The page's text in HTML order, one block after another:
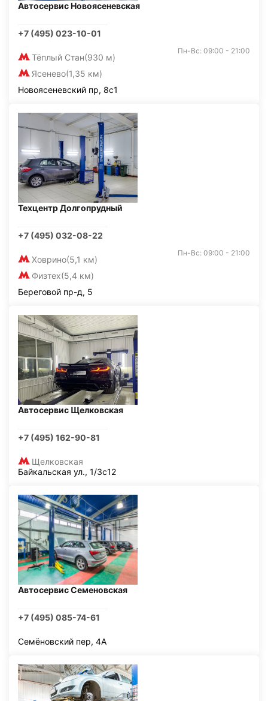
Автосервис Новоясеневская
+7 (495) 023-10-01
Тёплый Стан(930 м)
Ясенево(1,35 км)
Пн-Вс: 09:00 - 21:00
Новоясеневский пр, 8с1
Техцентр Долгопрудный
+7 (495) 032-08-22
Ховрино(5,1 км)
Физтех(5,4 км)
Пн-Вс: 09:00 - 21:00
Береговой пр-д, 5
Автосервис Щелковская
+7 (495) 162-90-81
Щелковская
Байкальская ул., 1/3с12
Автосервис Семеновская
+7 (495) 085-74-61
Семёновский пер, 4А